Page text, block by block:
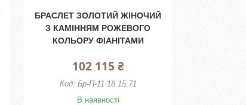
БРАСЛЕТ ЗОЛОТИЙ ЖІНОЧИЙ
З КАМІННЯМ РОЖЕВОГО
КОЛЬОРУ ФІАНІТАМИ
102 115 ₴
Бр-П-11 18 15.71
В наявності